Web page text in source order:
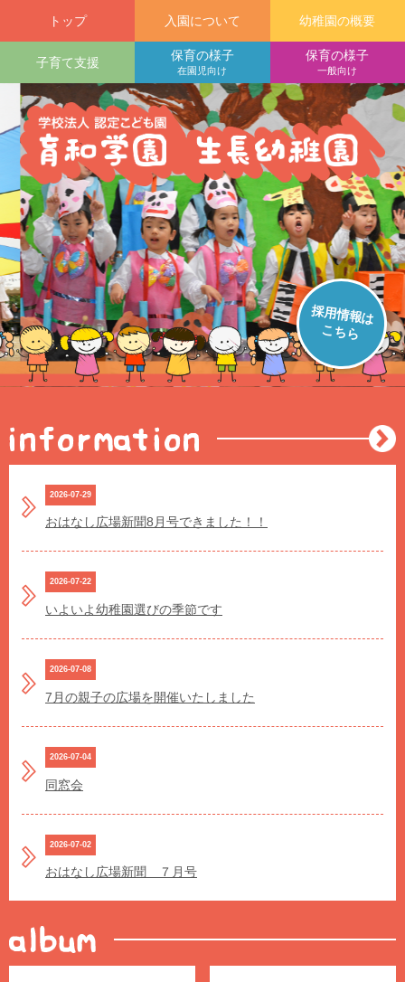
トップ 入園について 幼稚園の概要
子育て支援 保育の様子
在園児向け
保育の様子
一般向け
採用情報は
こちら
2026-07-29
おはなし広場新聞8月号できました！！
2026-07-22
いよいよ幼稚園選びの季節です
2026-07-08
7月の親子の広場を開催いたしました
2026-07-04
同窓会
2026-07-02
おはなし広場新聞 ７月号